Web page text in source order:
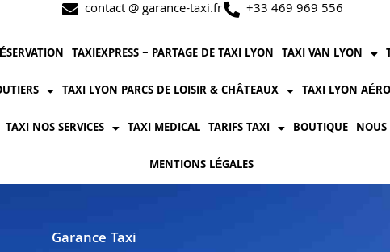
contact @ garance-taxi.fr +33 469 969 556
TAXIEXPRESS – PARTAGE DE TAXI LYON TAXI VAN LYON
TAXI LYON PARCS DE LOISIR & CHÂTEAUX TAXI LYON
TAXI NOS SERVICES TAXI MEDICAL TARIFS TAXI BOUTIQUE NOUS
MENTIONS LÉGALES
Garance Taxi